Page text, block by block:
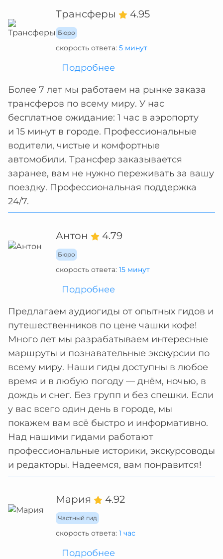
Трансферы 4.95
Бюро
скорость ответа: 5 минут
Подробнее
Более 7 лет мы работаем на рынке заказа
трансферов по всему миру. У нас
бесплатное ожидание: 1 час в аэропорту
и 15 минут в городе. Профессиональные
водители, чистые и комфортные
автомобили. Трансфер заказывается
заранее, вам не нужно переживать за вашу
поездку. Профессиональная поддержка
24/7.
Антон 4.79
Бюро
скорость ответа: 15 минут
Подробнее
Предлагаем аудиогиды от опытных гидов и
путешественников по цене чашки кофе!
Много лет мы разрабатываем интересные
маршруты и познавательные экскурсии по
всему миру. Наши гиды доступны в любое
время и в любую погоду — днём, ночью, в
дождь и снег. Без групп и без спешки. Eсли
у вас всего один день в городе, мы
покажем вам всё быстро и информативно.
Над нашими гидами работают
профессиональные историки, экскурсоводы
и редакторы. Надеемся, вам понравится!
Мария 4.92
Частный гид
скорость ответа: 1 час
Подробнее